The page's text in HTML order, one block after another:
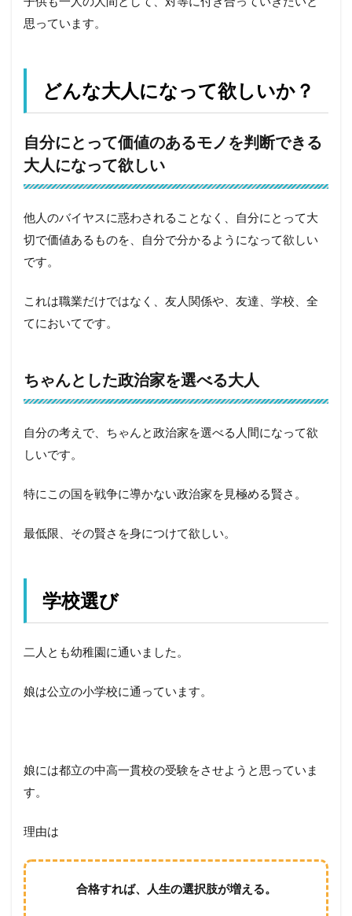
思っています。
どんな大人になって欲しいか？
自分にとって価値のあるモノを判断できる
大人になって欲しい
他人のバイヤスに惑わされることなく、自分にとって大
切で価値あるものを、自分で分かるようになって欲しい
です。
これは職業だけではなく、友人関係や、友達、学校、全
てにおいてです。
ちゃんとした政治家を選べる大人
自分の考えで、ちゃんと政治家を選べる人間になって欲
しいです。
特にこの国を戦争に導かない政治家を見極める賢さ。
最低限、その賢さを身につけて欲しい。
学校選び
二人とも幼稚園に通いました。
娘は公立の小学校に通っています。
娘には都立の中高一貫校の受験をさせようと思っていま
す。
理由は
合格すれば、人生の選択肢が増える。